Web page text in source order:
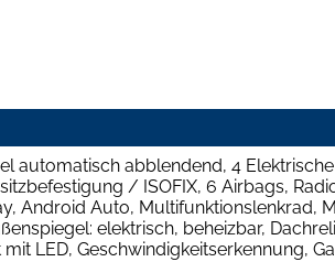
automatisch abblendend, 4
/ ISOFIX, 6 Airbags,
Android Auto, Multifunktionslenkrad,
elektrisch, beheizbar,
LED, Geschwindigkeitserkennung,